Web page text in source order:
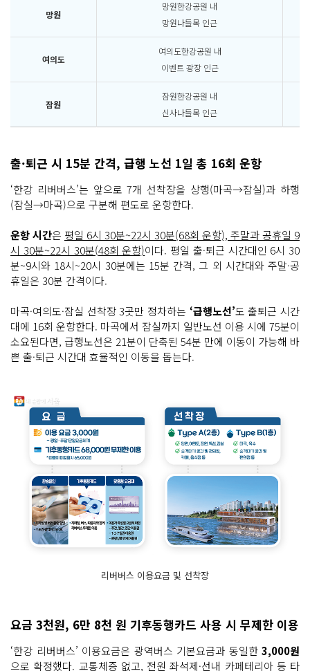
망원
망원한강공원 내
망원나들목 인근
여의도
여의도한강공원 내
이벤트 광장 인근
잠원
잠원한강공원 내
신사나들목 인근
출·퇴근 시 15분 간격, 급행 노선 1일 총 16회 운항
‘한강 리버버스’는 앞으로 7개 선착장을 상행(마곡→잠실)과 하행
(잠실→마곡)으로 구분해 편도로 운항한다.
운항 시간은 평일 6시 30분~22시 30분(68회 운항), 주말과 공휴일 9
시 30분~22시 30분(48회 운항)이다. 평일 출·퇴근 시간대인 6시 30
분~9시와 18시~20시 30분에는 15분 간격, 그 외 시간대와 주말·공
휴일은 30분 간격이다.
마곡·여의도·잠실 선착장 3곳만 정차하는 ‘급행노선’도 출퇴근 시간
대에 16회 운항한다. 마곡에서 잠실까지 일반노선 이용 시에 75분이
소요된다면, 급행노선은 21분이 단축된 54분 만에 이동이 가능해 바
쁜 출·퇴근 시간대 효율적인 이동을 돕는다.
리버버스 이용요금 및 선착장
요금 3천원, 6만 8천 원 기후동행카드 사용 시 무제한 이용
‘한강 리버버스’ 이용요금은 광역버스 기본요금과 동일한 3,000원
으로 확정했다. 교통체증 없고, 전원 좌석제·선내 카페테리아등 타